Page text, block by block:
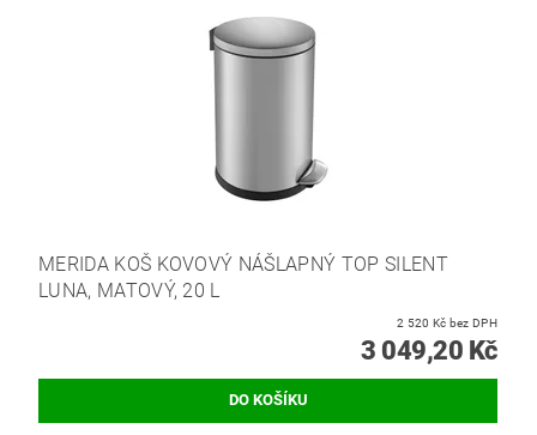
MERIDA KOŠ KOVOVÝ NÁŠLAPNÝ TOP SILENT
LUNA, MATOVÝ, 20 L
2 520 Kč bez DPH
3 049,20 Kč